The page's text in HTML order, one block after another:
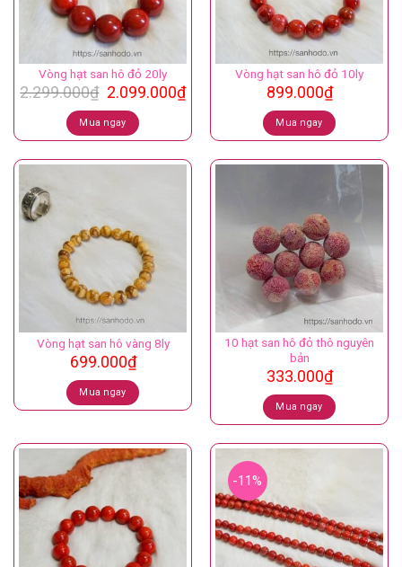
Vòng hạt san hô đỏ 20ly
2.299.000₫ Giá
gốc
là:
2.299.000₫.
2.099.000₫Giá
là:
2.099.000₫.
Mua ngay
Vòng hạt san hô đỏ 10ly
899.000₫
Mua ngay
Vòng hạt san hô vàng 8ly
699.000₫
Mua ngay
10 hạt san hô đỏ thô nguyên
bản
333.000₫
Mua ngay
-11%